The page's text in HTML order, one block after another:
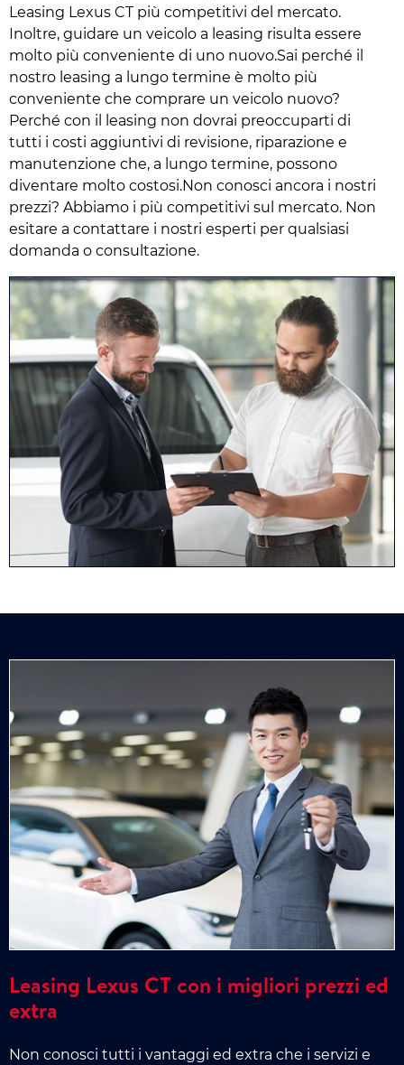
Leasing Lexus CT più competitivi del mercato.
Inoltre, guidare un veicolo a leasing risulta essere
molto più conveniente di uno nuovo.Sai perché il
nostro leasing a lungo termine è molto più
conveniente che comprare un veicolo nuovo?
Perché con il leasing non dovrai preoccuparti di
tutti i costi aggiuntivi di revisione, riparazione e
manutenzione che, a lungo termine, possono
diventare molto costosi.Non conosci ancora i nostri
prezzi? Abbiamo i più competitivi sul mercato. Non
esitare a contattare i nostri esperti per qualsiasi
domanda o consultazione.
Leasing Lexus CT con i migliori prezzi ed
extra
Non conosci tutti i vantaggi ed extra che i servizi e